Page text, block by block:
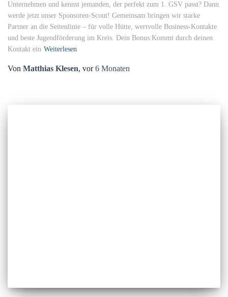
Unternehmen und kennst jemanden, der perfekt zum 1. GSV passt? Dann
werde jetzt unser Sponsoren-Scout! Gemeinsam bringen wir starke
Partner an die Seitenlinie – für volle Hütte, wertvolle Business-Kontakte
und beste Jugendförderung im Kreis. Dein Bonus:Kommt durch deinen
Kontakt ein Weiterlesen
Von Matthias Klesen, vor6 Monaten